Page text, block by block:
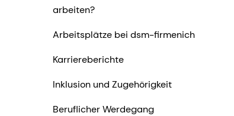
arbeiten?
Arbeitsplätze bei dsm-firmenich
Karriereberichte
Inklusion und Zugehörigkeit
Beruflicher Werdegang